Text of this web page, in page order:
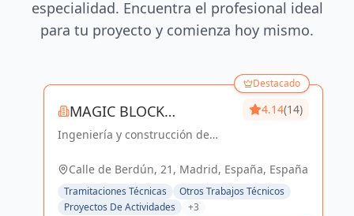
especialidad. Encuentra el profesional ideal
para tu proyecto y comienza hoy mismo.
Destacado
MAGIC BLOCK
ENGINEERS
Ingeniería y construcción de
en Madrid y Sevilla La Nueva.
4.14(14)
Calle de Berdún, 21, Madrid, España, España
Tramitaciones Técnicas
Otros Trabajos Técnicos
Proyectos De Actividades
+3